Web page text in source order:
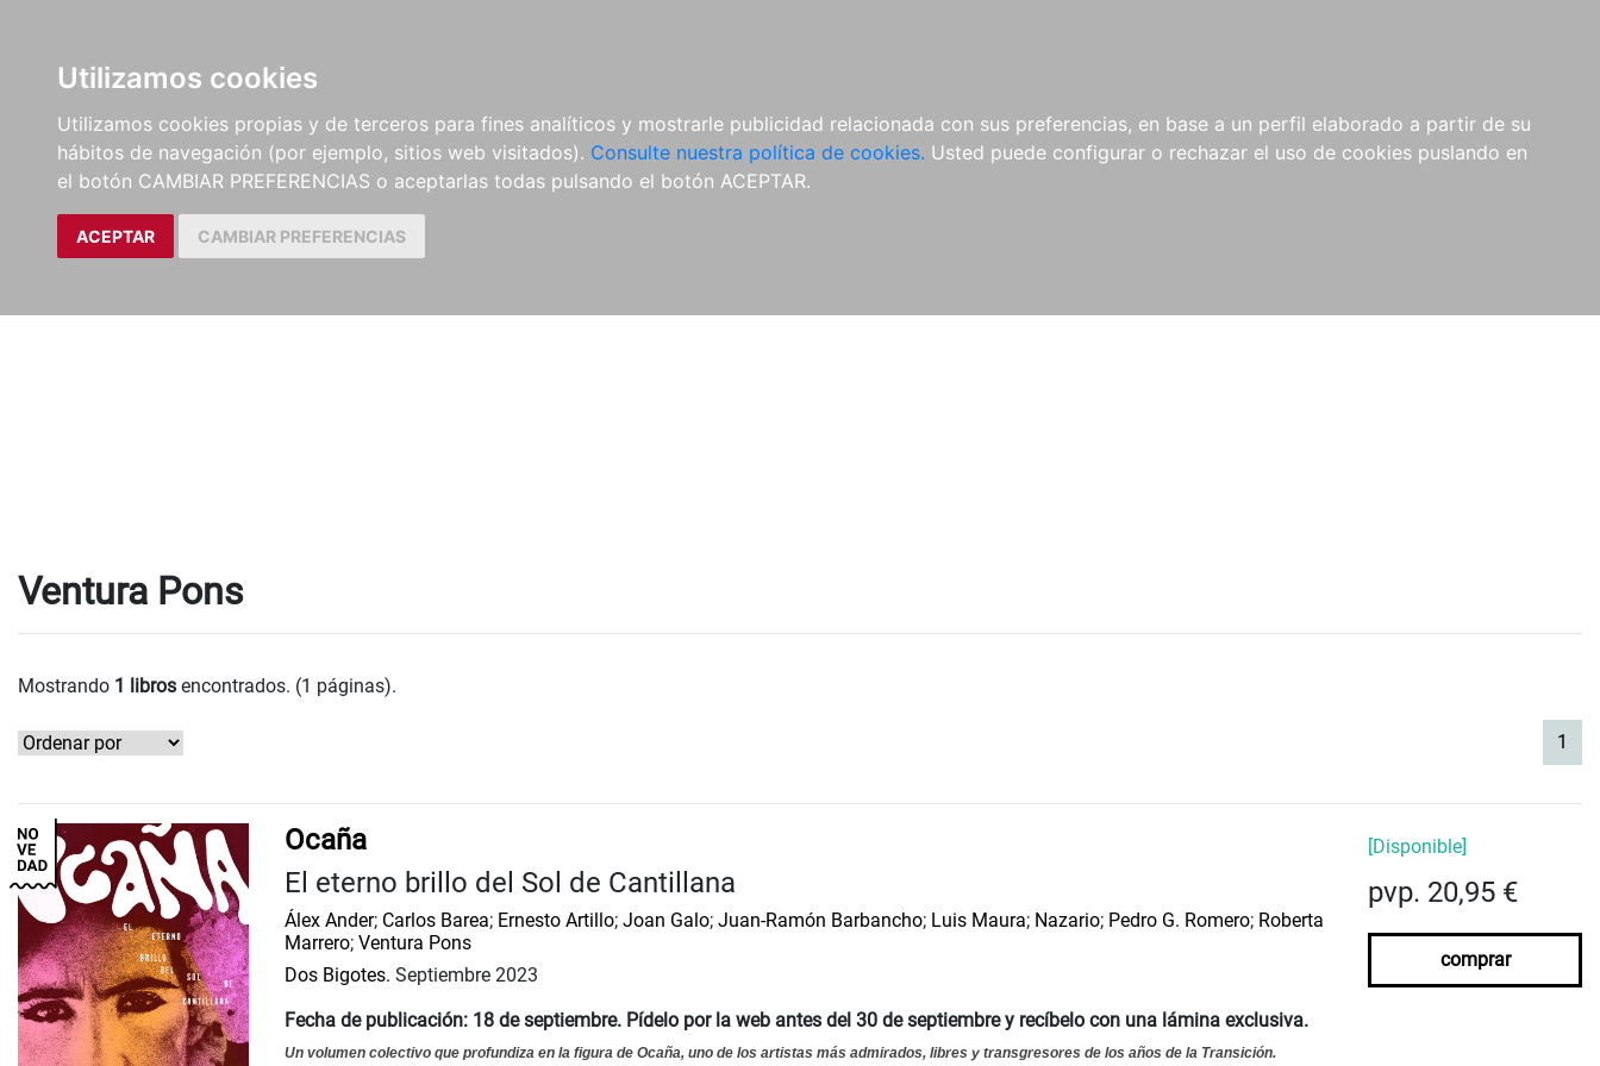
Utilizamos cookies
Utilizamos cookies propias y de terceros para fines analíticos y mostrarle publicidad relacionada con sus preferencias, en base a un perfil elaborado a partir de su
hábitos de navegación (por ejemplo, sitios web visitados). Consulte nuestra política de cookies. Usted puede configurar o rechazar el uso de cookies puslando en
el botón CAMBIAR PREFERENCIAS o aceptarlas todas pulsando el botón ACEPTAR.
ACEPTAR CAMBIAR PREFERENCIAS
Ventura Pons
Mostrando 1 libros encontrados. (1 páginas).
1
Ocaña
El eterno brillo del Sol de Cantillana
Álex Ander; Carlos Barea; Ernesto Artillo; Joan Galo; Juan-Ramón Barbancho; Luis Maura; Nazario; Pedro G. Romero; Roberta
Marrero; Ventura Pons
Dos Bigotes. Septiembre 2023
Fecha de publicación: 18 de septiembre. Pídelo por la web antes del 30 de septiembre y recíbelo con una lámina exclusiva.
Un volumen colectivo que profundiza en la figura de Ocaña, uno de los artistas más admirados, libres y transgresores de los años de la Transición.
[Disponible]
pvp. 20,95 €
comprar